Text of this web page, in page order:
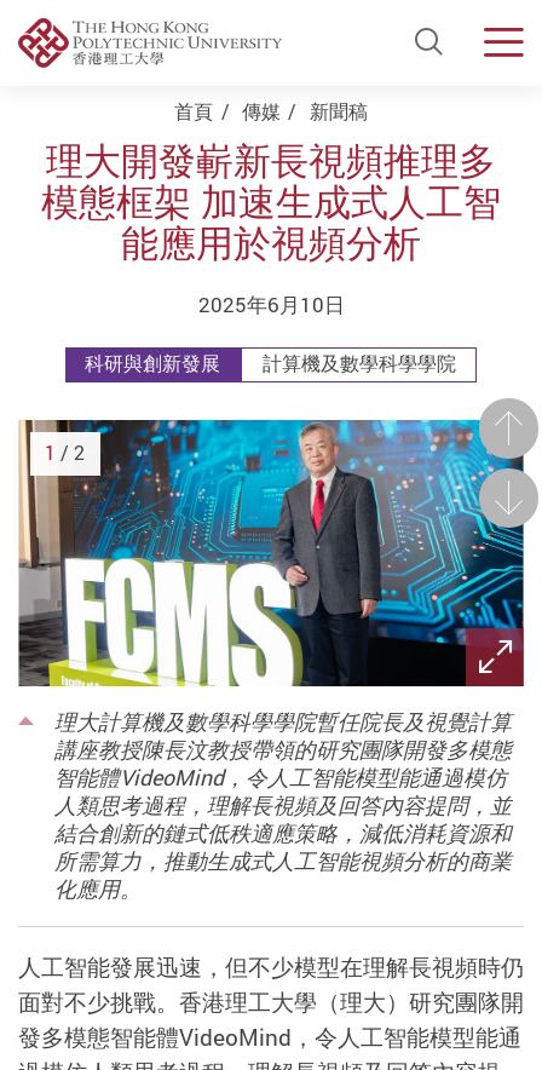
Open
Start main content首頁 傳媒 新聞稿
理大開發嶄新長視頻推理多
模態框架 加速生成式人工智
能應用於視頻分析
2025年6月10日
科研與創新發展 計算機及數學科學學院
前
理大計算機及數學科學學院暫任院長及視覺計算
講座教授陳長汶教授帶領的研究團隊開發多模態
智能體VideoMind，令人工智能模型能通過模仿
人類思考過程，理解長視頻及回答內容提問，並
結合創新的鏈式低秩適應策略，減低消耗資源和
所需算力，推動生成式人工智能視頻分析的商業
化應用。
後一
1 / 2
人工智能發展迅速，但不少模型在理解長視頻時仍
面對不少挑戰。香港理工大學（理大）研究團隊開
發多模態智能體VideoMind ，令人工智能模型能通